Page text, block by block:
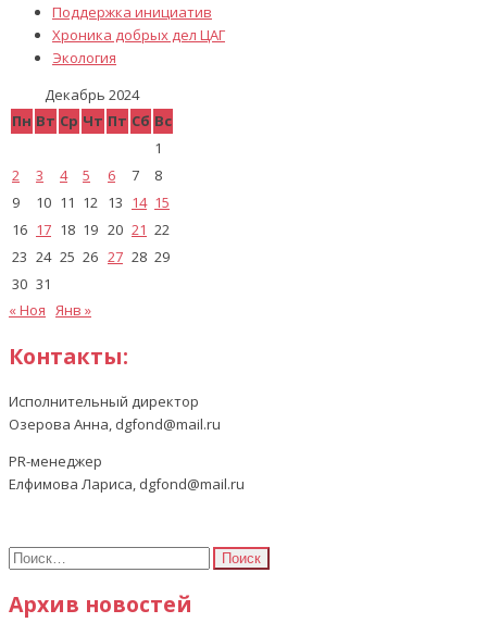
Поддержка инициатив
Хроника добрых дел ЦАГ
Экология
Декабрь 2024
Пн Вт Ср Чт Пт Сб Вс
1
2
3 4 5 6 7
8
9
10 11 12 13 14 15
16 17 18 19 20 21 22
23 24 25 26 27 28 29
30 31
« Ноя Янв »
Контакты:
Исполнительный директор
Озерова Анна, dgfond@mail.ru
PR-менеджер
Елфимова Лариса, dgfond@mail.ru
Найти:
Архив новостей